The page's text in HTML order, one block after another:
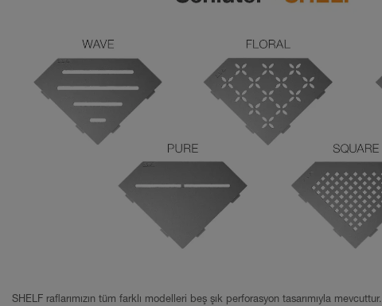
SHELF raflarımızın tüm farklı modelleri beş şık perforasyon tasarımıyla mevcuttur.